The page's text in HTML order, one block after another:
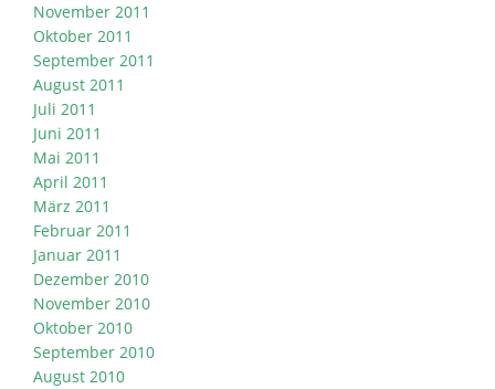
November 2011
Oktober 2011
September 2011
August 2011
Juli 2011
Juni 2011
Mai 2011
April 2011
März 2011
Februar 2011
Januar 2011
Dezember 2010
November 2010
Oktober 2010
September 2010
August 2010